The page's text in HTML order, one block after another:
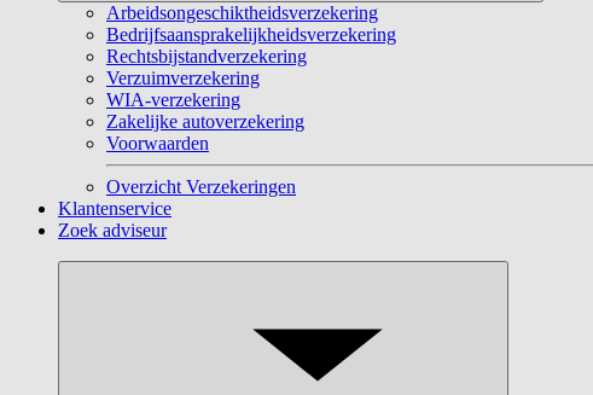
Arbeidsongeschiktheidsverzekering
Bedrijfsaansprakelijkheidsverzekering
Rechtsbijstandverzekering
Verzuimverzekering
WIA-verzekering
Zakelijke autoverzekering
Voorwaarden
Overzicht Verzekeringen
Klantenservice
Zoek adviseur